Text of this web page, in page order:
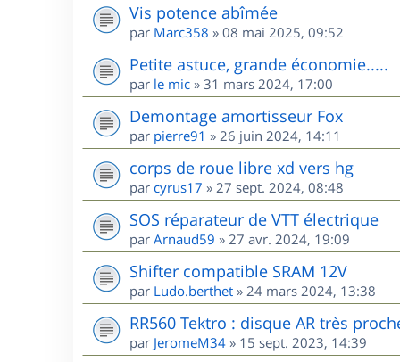
Vis potence abîmée
par Marc358 » 08 mai 2025, 09:52
Petite astuce, grande économie.....
par le mic » 31 mars 2024, 17:00
Demontage amortisseur Fox
par pierre91 » 26 juin 2024, 14:11
corps de roue libre xd vers hg
par cyrus17 » 27 sept. 2024, 08:48
SOS réparateur de VTT électrique
par Arnaud59 » 27 avr. 2024, 19:09
Shifter compatible SRAM 12V
par Ludo.berthet » 24 mars 2024, 13:38
RR560 Tektro : disque AR très
par JeromeM34 » 15 sept. 2023, 14:39